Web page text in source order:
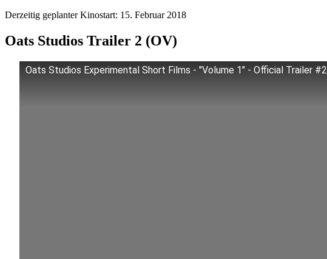
Derzeitig geplanter Kinostart: 15. Februar 2018
Oats Studios Trailer 2 (OV)
Oats Studios Experimental Short Films - "Volume 1" - Official Trailer #2